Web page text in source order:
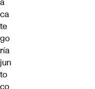
ca
te
go
ría
jun
to
co